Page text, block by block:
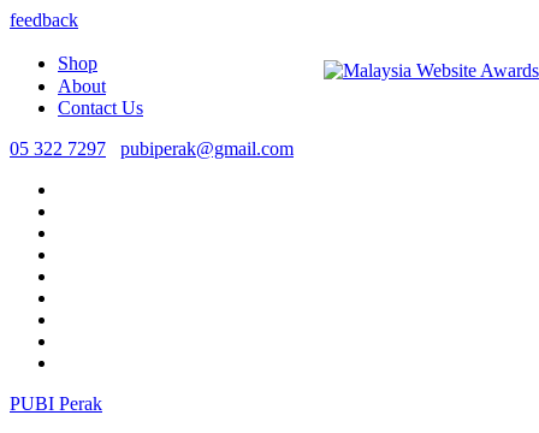
feedback
Shop
About
Contact Us
05 322 7297
pubiperak@gmail.com
PUBI Perak